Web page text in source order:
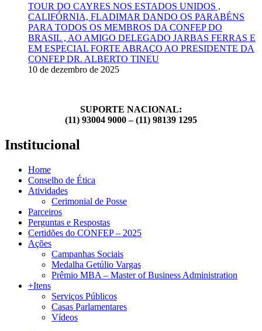
TOUR DO CAYRES NOS ESTADOS UNIDOS ,
CALIFÓRNIA, FLADIMAR DANDO OS PARABÉNS
PARA TODOS OS MEMBROS DA CONFEP DO
BRASIL , AO AMIGO DELEGADO JARBAS FERRAS E
EM ESPECIAL FORTE ABRAÇO AO PRESIDENTE DA
CONFEP DR. ALBERTO TINEU
10 de dezembro de 2025
SUPORTE NACIONAL:
(11) 93004 9000 – (11) 98139 1295
Institucional
Home
Conselho de Ética
Atividades
Cerimonial de Posse
Parceiros
Perguntas e Respostas
Certidões do CONFEP – 2025
Ações
Campanhas Sociais
Medalha Getúlio Vargas
Prêmio MBA – Master of Business Administration
+Itens
Serviços Públicos
Casas Parlamentares
Vídeos